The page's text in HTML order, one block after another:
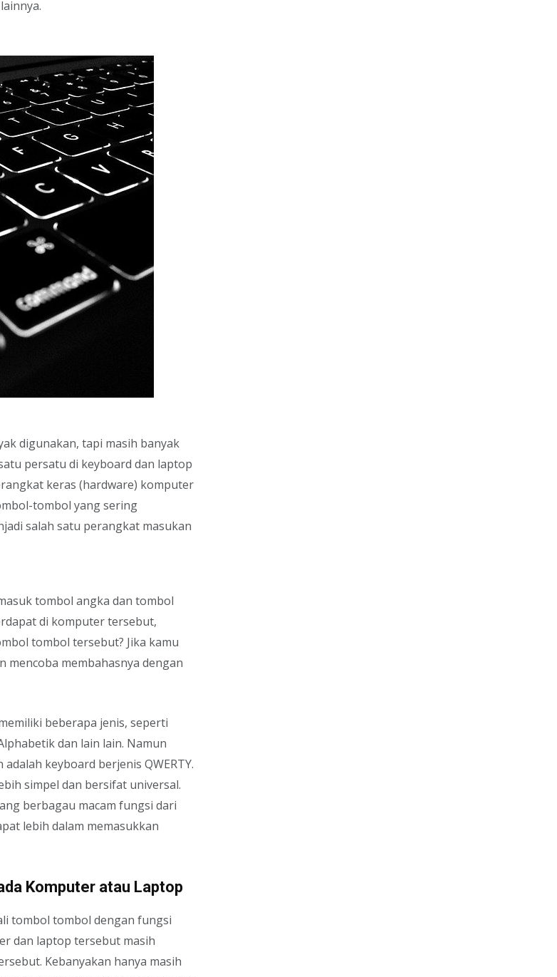
digunakan, tapi masih banyak
persatu di keyboard dan laptop
keras (hardware) komputer
tombol yang sering
salah satu perangkat masukan
tombol angka dan tombol
di komputer tersebut,
tombol tersebut? Jika kamu
mencoba membahasnya dengan
beberapa jenis, seperti
dan lain lain. Namun
keyboard berjenis QWERTY.
simpel dan bersifat universal.
berbagau macam fungsi dari
lebih dalam memasukkan
Komputer atau Laptop
tombol tombol dengan fungsi
dan laptop tersebut masih
Kebanyakan hanya masih